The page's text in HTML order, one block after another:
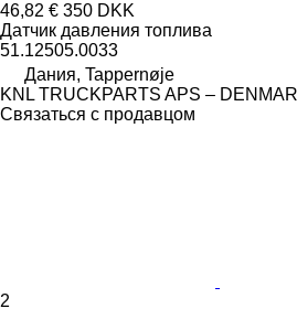
46,82 € 350 DKK
Датчик давления топлива
51.12505.0033
Дания, Tappernøje
KNL TRUCKPARTS APS –
Связаться с продавцом
2